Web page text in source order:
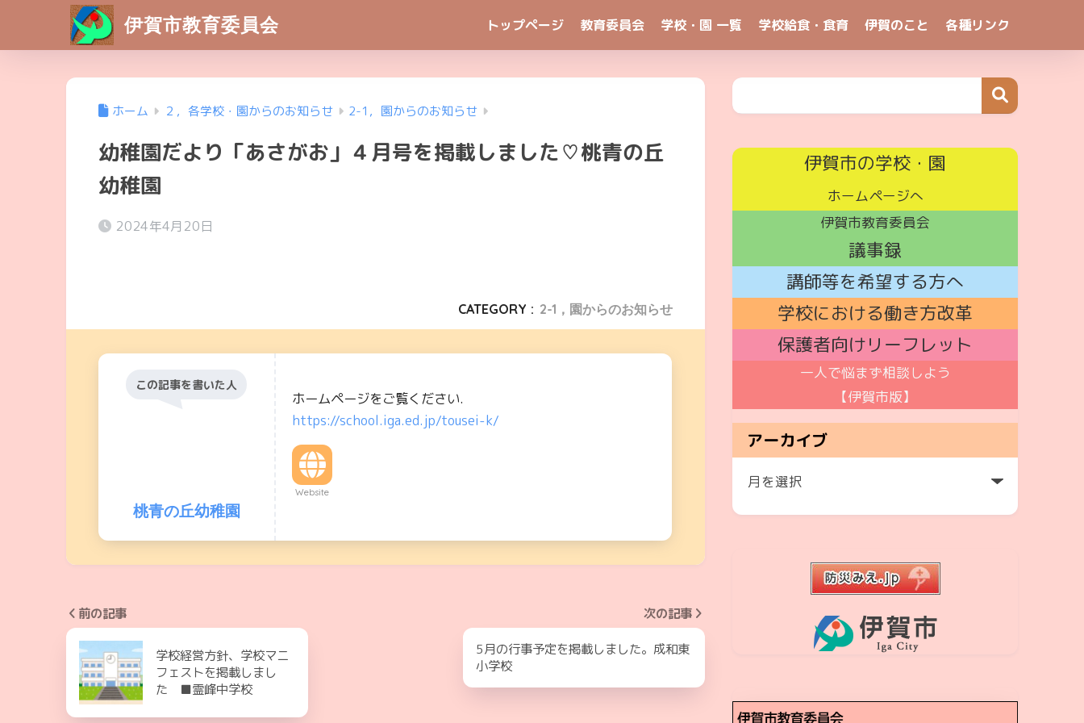
伊賀市教育委員会 トップページ 教育委員会 学校・園 一覧 学校給食・食育 伊賀のこと 各種リンク
ホーム ２，各学校・園からのお知らせ 2-1，園からのお知らせ
幼稚園だより「あさがお」４月号を掲載しました♡桃青の丘
幼稚園
2024年4月20日
CATEGORY : 2-1，園からのお知らせ
この記事を書いた人
桃青の丘幼稚園
ホームページをご覧ください.
https://school.iga.ed.jp/tousei-k/
Website
前の記事
学校経営方針、学校マニ
フェストを掲載しまし
た ■霊峰中学校
次の記事
5月の行事予定を掲載しました。成和東
小学校
伊賀市の学校・園
ホームページへ
伊賀市教育委員会
議事録
講師等を希望する方へ
学校における働き方改革
保護者向けリーフレット
一人で悩まず相談しよう
【伊賀市版】
アーカイブ
ア